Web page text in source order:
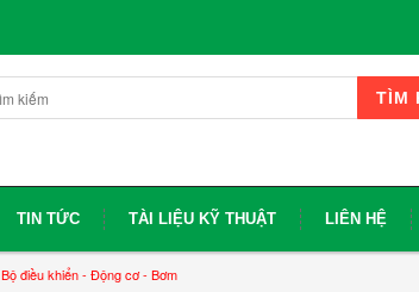
TÌM
TIN TỨC TÀI LIỆU KỸ THUẬT LIÊN HỆ
điều khiển - Động cơ - Bơm